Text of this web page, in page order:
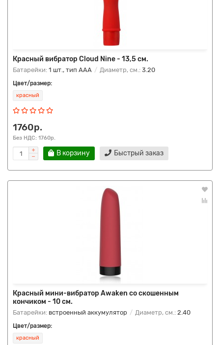
Красный вибратор Cloud Nine - 13,5 см.
Батарейки: 1 шт., тип AAA Диаметр, см.: 3.20
Цвет/размер:
красный
1760р.
Без НДС: 1760р.
В корзину Быстрый заказ
Красный мини-вибратор Awaken со скошенным
кончиком - 10 см.
Батарейки: встроенный аккумулятор Диаметр, см.: 2.40
Цвет/размер:
красный